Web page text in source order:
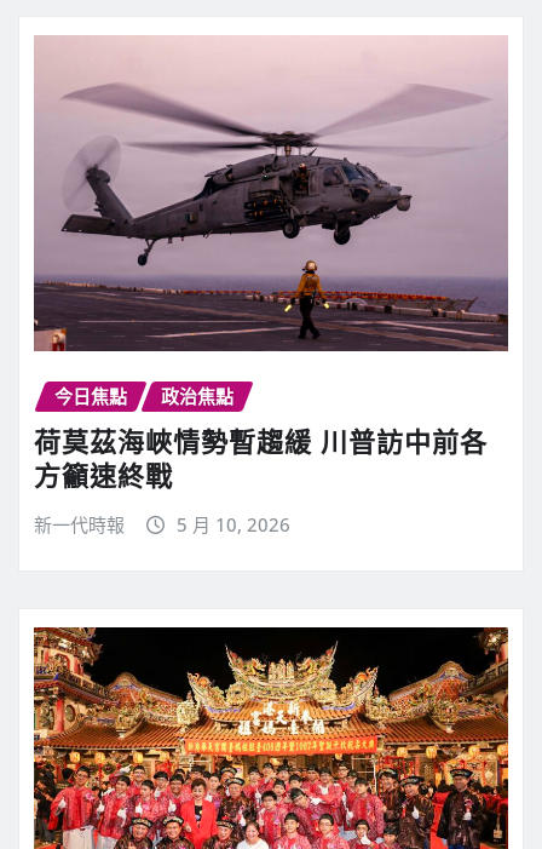
今日焦點 政治焦點
荷莫茲海峽情勢暫趨緩 川普訪中前各
方籲速終戰
新一代時報 5 月 10, 2026